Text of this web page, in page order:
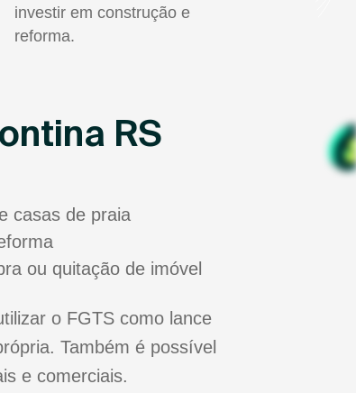
investir em construção e
reforma.
RS
casas de praia
ou quitação de imóvel
o FGTS como lance
Também é possível
e comerciais.